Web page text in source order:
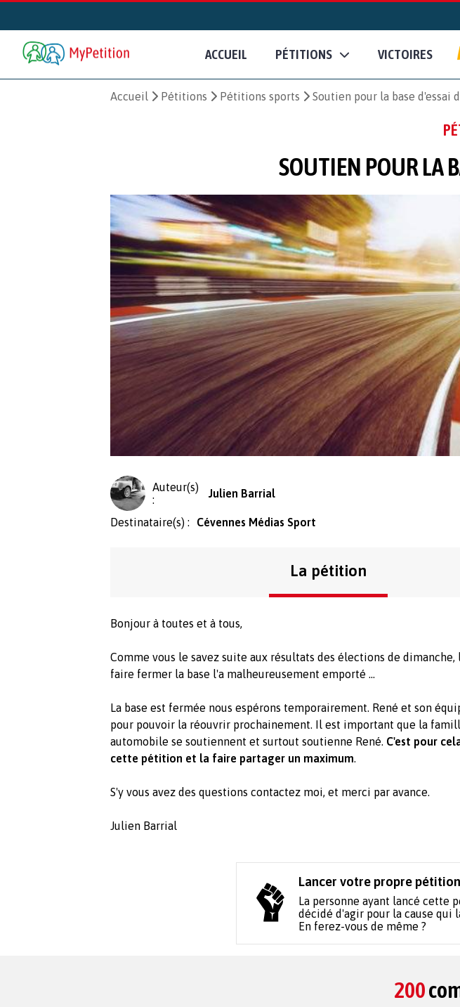
ACCUEIL PÉTITIONS VICTOIRES
Accueil Pétitions Pétitions sports Soutien pour la base d'essai
SOUTIEN POUR LA
Auteur(s)
:
Julien Barrial
Destinataire(s) : Cévennes Médias Sport
La pétition
Bonjour à toutes et à tous,
Comme vous le savez suite aux résultats des élections de dimanche,
faire fermer la base l'a malheureusement emporté ...
La base est fermée nous espérons temporairement. René et son
pour pouvoir la réouvrir prochainement. Il est important que la
automobile se soutiennent et surtout soutienne René. C'est pour
cette pétition et la faire partager un maximum.
S'y vous avez des questions contactez moi, et merci par avance.
Julien Barrial
Lancer votre propre pétition
La personne ayant lancé cette
décidé d'agir pour la cause qui
En ferez-vous de même ?
200